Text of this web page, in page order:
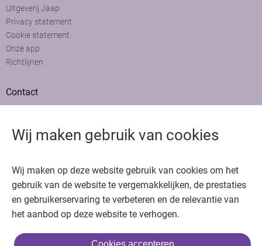
Wij maken gebruik van cookies
Wij maken op deze website gebruik van cookies om het
gebruik van de website te vergemakkelijken, de prestaties
en gebruikerservaring te verbeteren en de relevantie van
het aanbod op deze website te verhogen.
Bedankt voor het bezoeken van Oncologie.nu
Krijg gratis toegang in 30 seconden of log in om verder te gaan
Uitgeverij Jaap
Privacy statement
Cookie statement
Onze app
Richtlijnen
Contact
Adverteren
Copyright © 2026. Uitgeverij Jaap. Alle rechten voorbehouden.